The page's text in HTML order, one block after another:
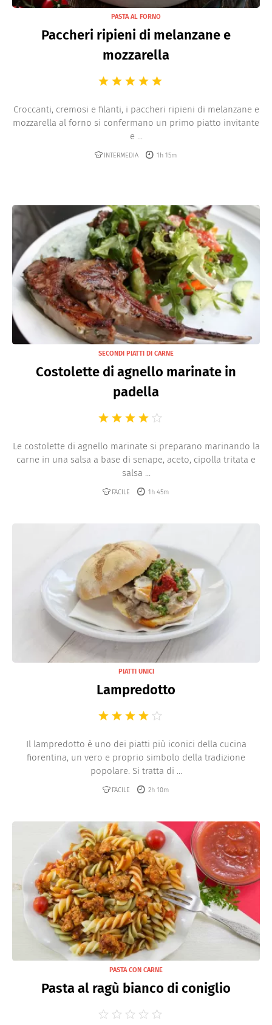
PASTA AL FORNO
Paccheri ripieni di melanzane e
mozzarella
Croccanti, cremosi e filanti, i paccheri ripieni di melanzane e
mozzarella al forno si confermano un primo piatto invitante
e ...
INTERMEDIA 1h 15m
SECONDI PIATTI DI CARNE
Costolette di agnello marinate in
padella
Le costolette di agnello marinate si preparano marinando la
carne in una salsa a base di senape, aceto, cipolla tritata e
salsa ...
FACILE 1h 45m
PIATTI UNICI
Lampredotto
Il lampredotto è uno dei piatti più iconici della cucina
fiorentina, un vero e proprio simbolo della tradizione
popolare. Si tratta di ...
FACILE 2h 10m
PASTA CON CARNE
Pasta al ragù bianco di coniglio